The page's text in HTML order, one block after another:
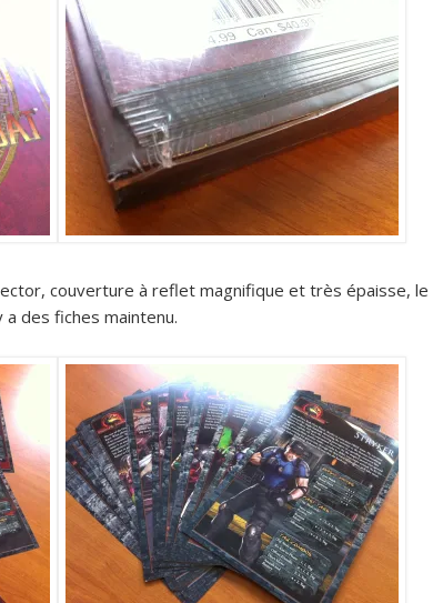
couverture à reflet magnifique et très épaisse, le
a des fiches maintenu.